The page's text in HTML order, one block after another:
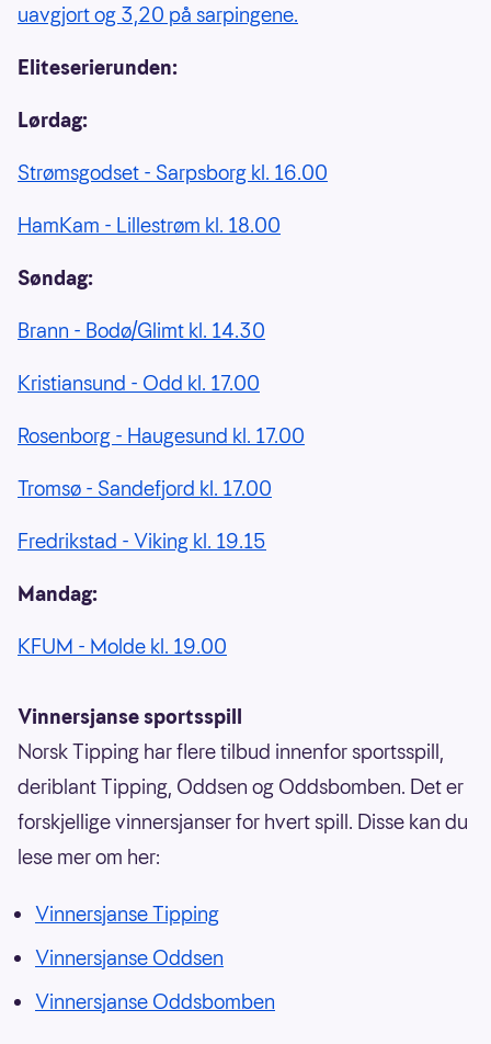
uavgjort og 3,20 på sarpingene.
Eliteserierunden:
Lørdag:
Strømsgodset - Sarpsborg kl. 16.00
HamKam - Lillestrøm kl. 18.00
Søndag:
Brann - Bodø/Glimt kl. 14.30
Kristiansund - Odd kl. 17.00
Rosenborg - Haugesund kl. 17.00
Tromsø - Sandefjord kl. 17.00
Fredrikstad - Viking kl. 19.15
Mandag:
KFUM - Molde kl. 19.00
Vinnersjanse sportsspill
Norsk Tipping har flere tilbud innenfor sportsspill,
deriblant Tipping, Oddsen og Oddsbomben. Det er
forskjellige vinnersjanser for hvert spill. Disse kan du
lese mer om her:
Vinnersjanse Tipping
Vinnersjanse Oddsen
Vinnersjanse Oddsbomben